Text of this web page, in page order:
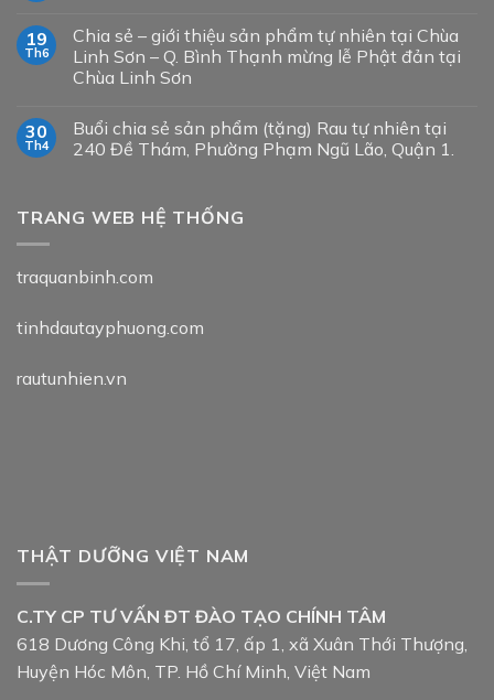
19
Th6
Chia sẻ – giới thiệu sản phẩm tự nhiên tại Chùa
Linh Sơn – Q. Bình Thạnh mừng lễ Phật đản tại
Chùa Linh Sơn
30
Th4
Buổi chia sẻ sản phẩm (tặng) Rau tự nhiên tại
240 Đề Thám, Phường Phạm Ngũ Lão, Quận 1.
TRANG WEB HỆ THỐNG
traquanbinh.com
tinhdautayphuong.com
rautunhien.vn
THẬT DƯỠNG VIỆT NAM
C.TY CP TƯ VẤN ĐT ĐÀO TẠO CHÍNH TÂM
618 Dương Công Khi, tổ 17, ấp 1, xã Xuân Thới Thượng,
Huyện Hóc Môn, TP. Hồ Chí Minh, Việt Nam